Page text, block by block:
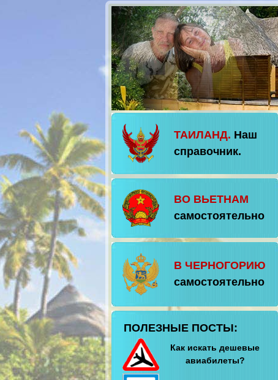
ТАИЛАНД. Наш
справочник.
ВО ВЬЕТНАМ
самостоятельно
В ЧЕРНОГОРИЮ
самостоятельно
ПОЛЕЗНЫЕ ПОСТЫ:
Как искать дешевые
авиабилеты?